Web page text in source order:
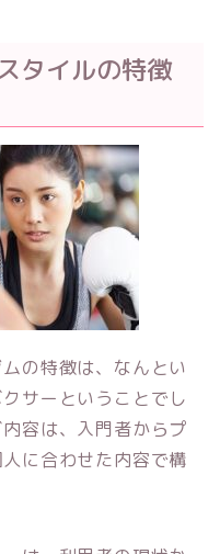
タイルの特徴
の特徴は、なんとい
サーということでし
容は、入門者からプ
に合わせた内容で構